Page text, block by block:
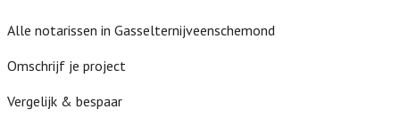
Alle notarissen in Gasselternijveenschemond
Omschrijf je project
Vergelijk & bespaar